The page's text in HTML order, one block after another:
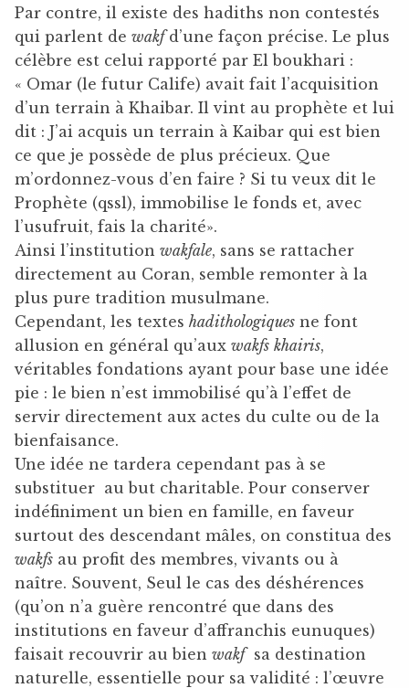
Par contre, il existe des hadiths non contestés
qui parlent de wakfd’une façon précise. Le plus
célèbre est celui rapporté par El boukhari :
« Omar (le futur Calife) avait fait l’acquisition
d’un terrain à Khaibar. Il vint au prophète et lui
dit : J’ai acquis un terrain à Kaibar qui est bien
ce que je possède de plus précieux. Que
m’ordonnez-vous d’en faire ? Si tu veux dit le
Prophète (qssl), immobilise le fonds et, avec
l’usufruit, fais la charité».
Ainsi l’institution wakfale, sans se rattacher
directement au Coran, semble remonter à la
plus pure tradition musulmane.
Cependant, les textes hadithologiques ne font
allusion en général qu’aux wakfs khairis,
véritables fondations ayant pour base une idée
pie : le bien n’est immobilisé qu’à l’effet de
servir directement aux actes du culte ou de la
bienfaisance.
Une idée ne tardera cependant pas à se
substituer au but charitable. Pour conserver
indéfiniment un bien en famille, en faveur
surtout des descendant mâles, on constitua des
wakfs au profit des membres, vivants ou à
naître. Souvent, Seul le cas des déshérences
(qu’on n’a guère rencontré que dans des
institutions en faveur d’affranchis eunuques)
faisait recouvrir au bien wakfsa destination
naturelle, essentielle pour sa validité : l’œuvre